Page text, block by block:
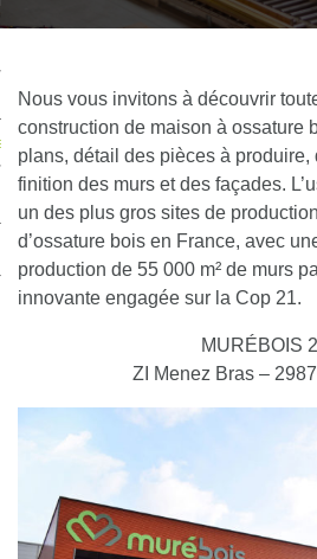
à NESTOR
Nous vous invitons à découvrir
construction de maison à ossature
plans, détail des pièces à
finition des murs et des façades.
un des plus gros sites de
d’ossature bois en France, avec
production de 55 000 m² de murs
innovante engagée sur la Cop 21.
MURÉBOIS
ZI Menez Bras –